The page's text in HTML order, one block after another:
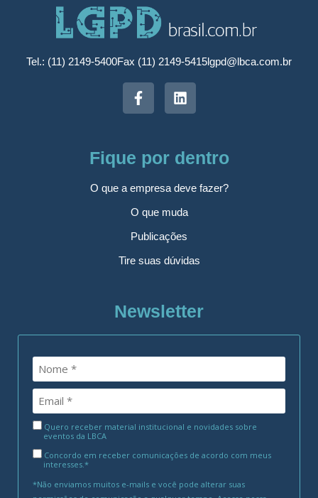
Tel.: (11) 2149-5400Fax (11) 2149-5415lgpd@lbca.com.br
Fique por dentro
O que a empresa deve fazer?
O que muda
Publicações
Tire suas dúvidas
Newsletter
Quero receber material institucional e novidades sobre
eventos da LBCA
Concordo em receber comunicações de acordo com meus
interesses.*
*Não enviamos muitos e-mails e você pode alterar suas